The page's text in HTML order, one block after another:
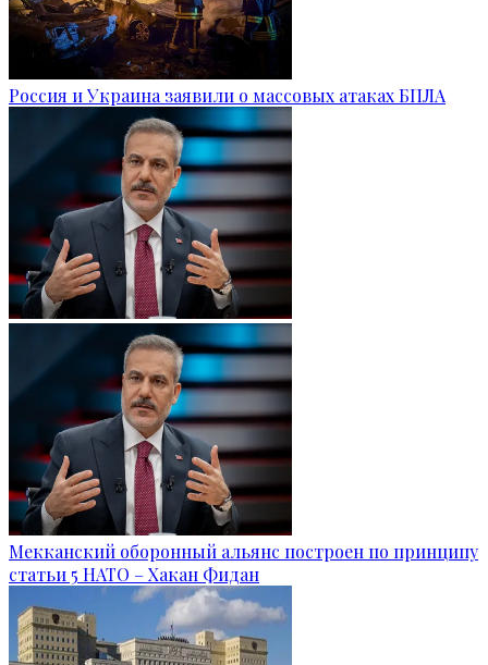
Россия и Украина заявили о массовых атаках БПЛА
Мекканский оборонный альянс построен по принципу
статьи 5 НАТО – Хакан Фидан